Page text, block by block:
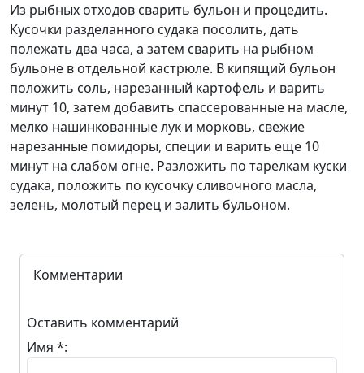
Из рыбных отходов сварить бульон и процедить.
Кусочки разделанного судака посолить, дать
полежать два часа, а затем сварить на рыбном
бульоне в отдельной кастрюле. В кипящий бульон
положить соль, нарезанный картофель и варить
минут 10, затем добавить спассерованные на масле,
мелко нашинкованные лук и морковь, свежие
нарезанные помидоры, специи и варить еще 10
минут на слабом огне. Разложить по тарелкам куски
судака, положить по кусочку сливочного масла,
зелень, молотый перец и залить бульоном.
Комментарии
Оставить комментарий
Имя *: